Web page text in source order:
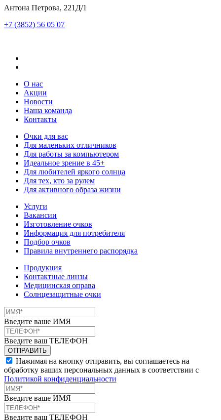
Антона Петрова, 221Д/1
+7 (3852) 56 05 07
О нас
Акции
Новости
Наша команда
Контакты
Очки для вас
Для маленьких отличников
Для работы за компьютером
Идеальное зрение в 45+
Для любителей яркого солнца
Для тех, кто за рулем
Для активного образа жизни
Услуги
Вакансии
Изготовление очков
Информация для потребителя
Подбор очков
Правила внутреннего распорядка
Продукция
Контактные линзы
Медицинская оправа
Солнцезащитные очки
Введите ваше ИМЯ
Введите ваш ТЕЛЕФОН
Нажимая на кнопку отправить, вы соглашаетесь на
обработку ваших персональных данных в соответствии с
Политикой конфиденциальности
Введите ваше ИМЯ
Введите ваш ТЕЛЕФОН